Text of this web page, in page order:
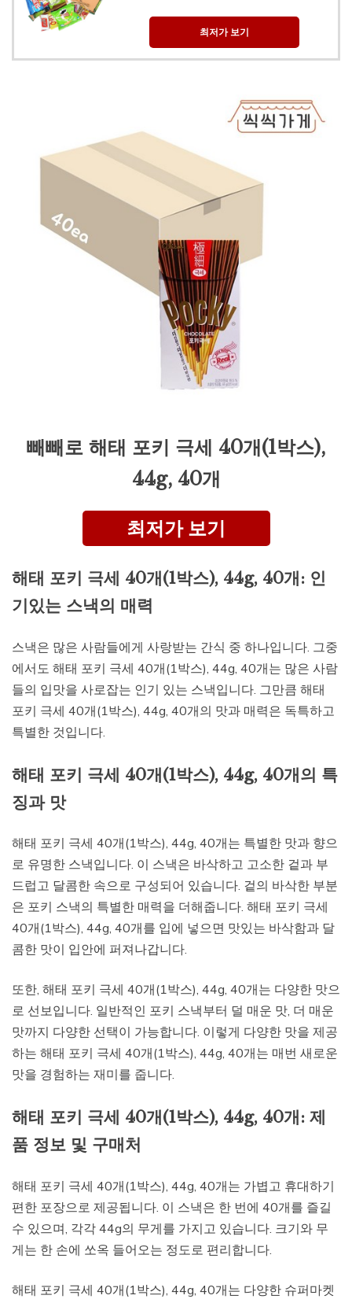
최저가 보기
빼빼로 해태 포키 극세 40개(1박스),
44g, 40개
최저가 보기
해태 포키 극세 40개(1박스), 44g, 40개: 인
기있는 스낵의 매력
스낵은 많은 사람들에게 사랑받는 간식 중 하나입니다. 그중
에서도 해태 포키 극세 40개(1박스), 44g, 40개는 많은 사람
들의 입맛을 사로잡는 인기 있는 스낵입니다. 그만큼 해태
포키 극세 40개(1박스), 44g, 40개의 맛과 매력은 독특하고
특별한 것입니다.
해태 포키 극세 40개(1박스), 44g, 40개의 특
징과 맛
해태 포키 극세 40개(1박스), 44g, 40개는 특별한 맛과 향으
로 유명한 스낵입니다. 이 스낵은 바삭하고 고소한 겉과 부
드럽고 달콤한 속으로 구성되어 있습니다. 겉의 바삭한 부분
은 포키 스낵의 특별한 매력을 더해줍니다. 해태 포키 극세
40개(1박스), 44g, 40개를 입에 넣으면 맛있는 바삭함과 달
콤한 맛이 입안에 퍼져나갑니다.
또한, 해태 포키 극세 40개(1박스), 44g, 40개는 다양한 맛으
로 선보입니다. 일반적인 포키 스낵부터 덜 매운 맛, 더 매운
맛까지 다양한 선택이 가능합니다. 이렇게 다양한 맛을 제공
하는 해태 포키 극세 40개(1박스), 44g, 40개는 매번 새로운
맛을 경험하는 재미를 줍니다.
해태 포키 극세 40개(1박스), 44g, 40개: 제
품 정보 및 구매처
해태 포키 극세 40개(1박스), 44g, 40개는 가볍고 휴대하기
편한 포장으로 제공됩니다. 이 스낵은 한 번에 40개를 즐길
수 있으며, 각각 44g의 무게를 가지고 있습니다. 크기와 무
게는 한 손에 쏘옥 들어오는 정도로 편리합니다.
해태 포키 극세 40개(1박스), 44g, 40개는 다양한 슈퍼마켓